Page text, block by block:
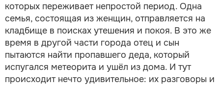
которых переживает непростой период. Одна
семья, состоящая из женщин, отправляется на
кладбище в поисках утешения и покоя. В это же
время в другой части города отец и сын
пытаются найти пропавшего деда, который
испугался метеорита и ушёл из дома. И тут
происходит нечто удивительное: их разговоры и